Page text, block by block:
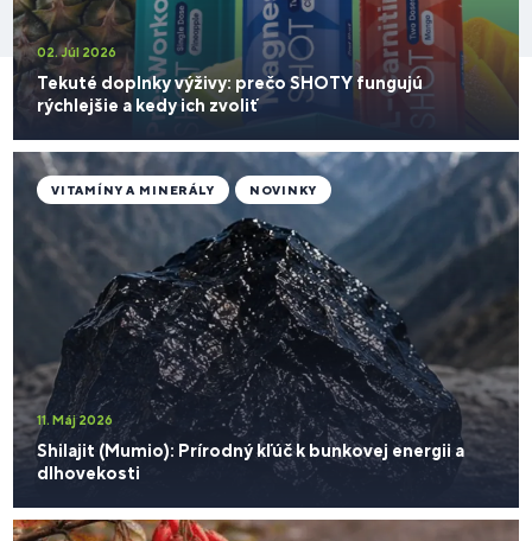
02. Júl 2026
Tekuté doplnky výživy: prečo SHOTY fungujú
rýchlejšie a kedy ich zvoliť
11. Máj 2026
Shilajit (Mumio): Prírodný kľúč k bunkovej energii a
dlhovekosti
VITAMÍNY A MINERÁLY NOVINKY